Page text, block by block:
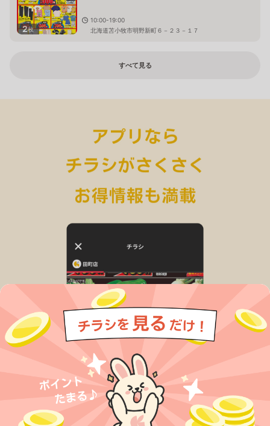
2枚
10:00-19:00
北海道苫小牧市明野新町６－２３－１７
すべて見る